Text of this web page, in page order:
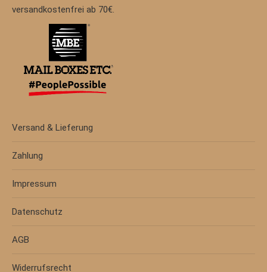
versandkostenfrei ab 70€.
Versand & Lieferung
Zahlung
Impressum
Datenschutz
AGB
Widerrufsrecht